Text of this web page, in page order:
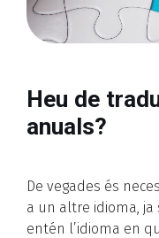
Heu de
anuals?
De vegades és
a un altre idioma,
entén l’idioma en